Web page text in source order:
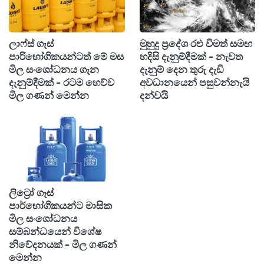
ඇයට අවශ්‍ය වුවත්, ඇයගේ සැමියා (ඔහුද නර්තන
ගුරුවරයෙකි) රාජකාරි බහුලත්වය නිසා ඊට සහභාගී
වී නැහැ.
මේ පිළිබඳව දෙදෙනා අතර යම් අමනාපයක්
ගොඩනැඟී තිබෙනවා.
පසුව 30 වැනිදා සැමියා කොළඹ පැවති උත්සවයකට
යාමට සූදානම් වීමේදී, නදීෂානි ඊට දැඩි ලෙස විරුද්ධ
වී ඇති අතර නොයන ලෙස අවස්ථා කිහිපයකදීම
ඔහුගෙන් ඉල්ලා තිබෙනවා.
"අම්මේ යන්න එපා..." - පුතු පසුපසින් දිව ගියත්
අම්මා ත්‍රිරෝද රථයකින් යයි!
ලාෆ්ස් ගැස්
පාරිභෝගිකයන්ටත් මේ මස
මිල සංශෝධනය ගැන
දැනුම්දීමක් - රටම හෙව්ව
මිල ගණන් මෙන්න
මුහුදු ප්‍රදේශ රළු වීමත් සමඟ
හදිසි දැනුම්දීමක් - නැවත
දැනුම් දෙන තුරු දැඩි
අවධානයෙන් පසුවන්නැයි
දන්වයි
ලිට්‍රෝ ගෑස්
පාර්භෝගිකයන්ට මාසික
මිල සංශෝධනය
සම්බන්ධයෙන් විශේෂ
නිවේදනයක් - මිල ගණන්
මෙන්න